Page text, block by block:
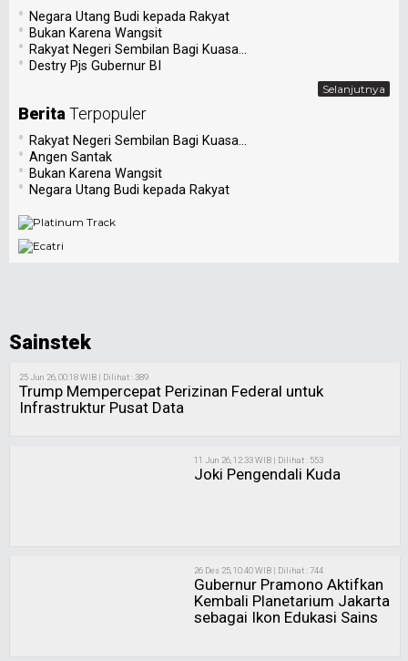
• Negara Utang Budi kepada Rakyat
• Bukan Karena Wangsit
• Rakyat Negeri Sembilan Bagi Kuasa...
• Destry Pjs Gubernur BI
Selanjutnya
Berita Terpopuler
• Rakyat Negeri Sembilan Bagi Kuasa...
• Angen Santak
• Bukan Karena Wangsit
• Negara Utang Budi kepada Rakyat
Sainstek
25 Jun 26, 00:18 WIB | Dilihat : 389
Trump Mempercepat Perizinan Federal untuk
Infrastruktur Pusat Data
11 Jun 26, 12:33 WIB | Dilihat : 553
Joki Pengendali Kuda
26 Des 25, 10:40 WIB | Dilihat : 744
Gubernur Pramono Aktifkan
Kembali Planetarium Jakarta
sebagai Ikon Edukasi Sains